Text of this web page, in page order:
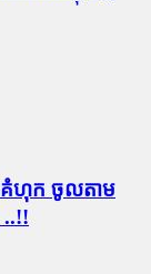
ង​គំហុក ចូល​តាម​
..!!